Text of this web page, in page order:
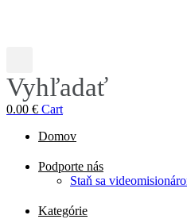
Vyhľadať
0.00 € Cart
Domov
Podporte nás
Staň sa
Kategórie